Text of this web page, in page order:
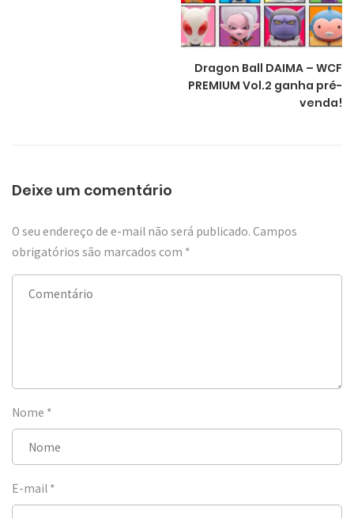
Dragon Ball DAIMA – WCF
PREMIUM Vol.2 ganha pré-
venda!
Deixe um comentário
O seu endereço de e-mail não será publicado. Campos
obrigatórios são marcados com *
Nome *
E-mail *